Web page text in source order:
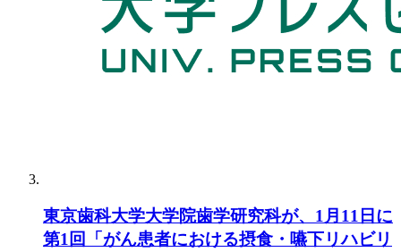
東京歯科大学大学院歯学研究科が、1月11日に
第1回「がん患者における摂食・嚥下リハビリ